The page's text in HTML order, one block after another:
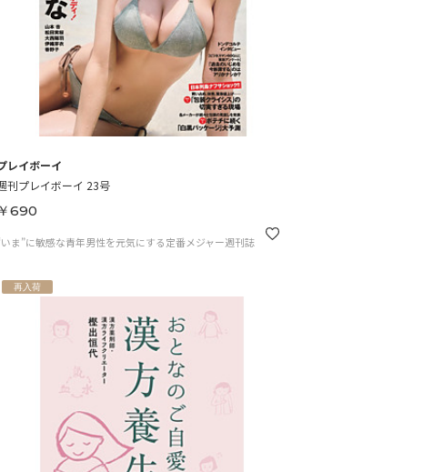
レイボーイ
刊プレイボーイ 23号
￥690
ま”に敏感な青年男性を元気にする定番メジャー週刊誌
再入荷